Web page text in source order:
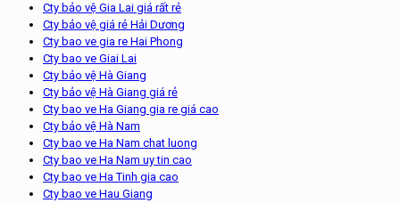
Cty bảo vệ Gia Lai giá rất rẻ
Cty bảo vệ giá rẻ Hải Dương
Cty bao ve gia re Hai Phong
Cty bao ve Giai Lai
Cty bảo vệ Hà Giang
Cty bảo vệ Hà Giang giá rẻ
Cty bao ve Ha Giang gia re giá cao
Cty bảo vệ Hà Nam
Cty bao ve Ha Nam chat luong
Cty bao ve Ha Nam uy tin cao
Cty bao ve Ha Tinh gia cao
Cty bao ve Hau Giang